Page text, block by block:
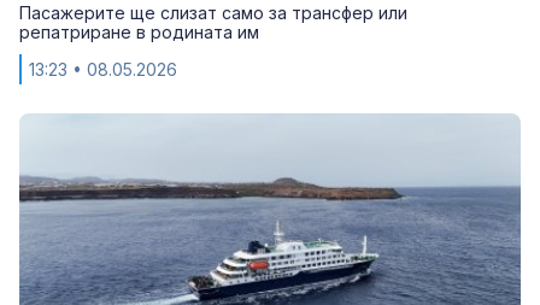
Пасажерите ще слизат само за трансфер или
репатриране в родината им
13:23 • 08.05.2026